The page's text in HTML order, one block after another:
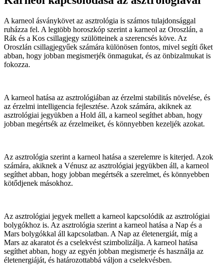
A karneol ásványkövet az asztrológia is számos tulajdonsággal
ruházza fel. A legtöbb horoszkóp szerint a karneol az Oroszlán, a
Rák és a Kos csillagjegy szülötteinek a szerencsés köve. Az
Oroszlán csillagjegyűek számára különösen fontos, mivel segíti őket
abban, hogy jobban megismerjék önmagukat, és az önbizalmukat is
fokozza.
A karneol hatása az asztrológiában az érzelmi stabilitás növelése, és
az érzelmi intelligencia fejlesztése. Azok számára, akiknek az
asztrológiai jegyükben a Hold áll, a karneol segíthet abban, hogy
jobban megértsék az érzelmeiket, és könnyebben kezeljék azokat.
Az asztrológia szerint a karneol hatása a szerelemre is kiterjed. Azok
számára, akiknek a Vénusz az asztrológiai jegyükben áll, a karneol
segíthet abban, hogy jobban megértsék a szerelmet, és könnyebben
kötődjenek másokhoz.
Az asztrológiai jegyek mellett a karneol kapcsolódik az asztrológiai
bolygókhoz is. Az asztrológia szerint a karneol hatása a Nap és a
Mars bolygókkal áll kapcsolatban. A Nap az életenergiát, míg a
Mars az akaratot és a cselekvést szimbolizálja. A karneol hatása
segíthet abban, hogy az egyén jobban megismerje és használja az
életenergiáját, és határozottabbá váljon a cselekvésben.